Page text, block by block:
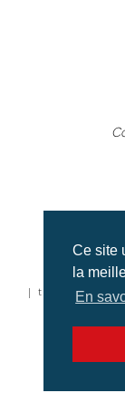
Ce site
la
En
| tous droits